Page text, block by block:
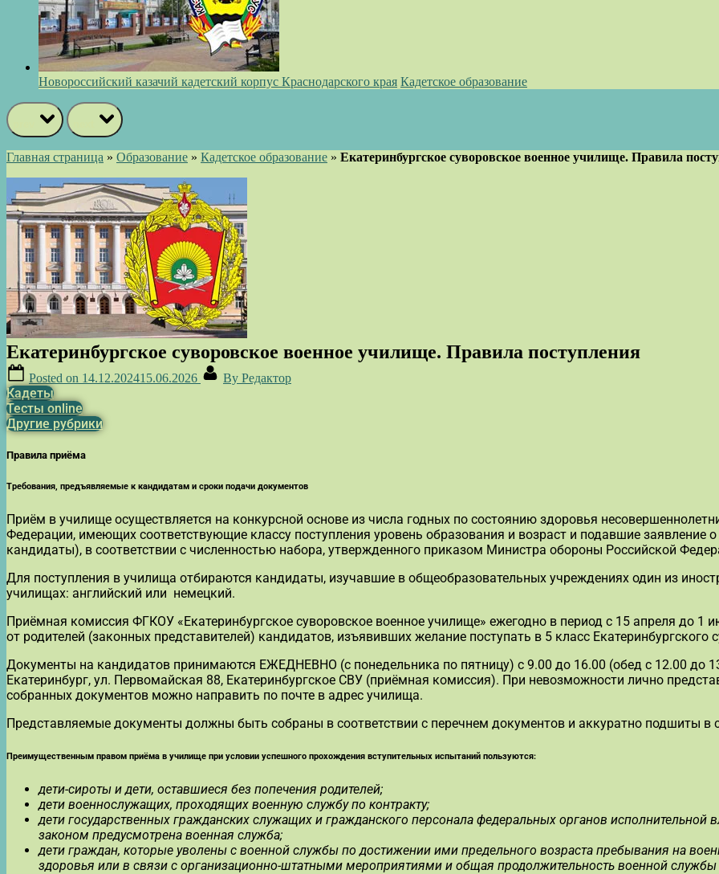
Новороссийский казачий кадетский корпус Краснодарского края Кадетское образование
Главная страница » Образование » Кадетское образование » Екатеринбургское суворовское военное училище. Правила
Екатеринбургское суворовское военное училище. Правила поступления
Posted on 14.12.202415.06.2026 By Редактор
Кадеты
Тесты online
Другие рубрики
Правила приёма
Требования, предъявляемые к кандидатам и сроки подачи документов
Приём в училище осуществляется на конкурсной основе из числа годных по состоянию здоровья
Федерации, имеющих соответствующие классу поступления уровень образования и возраст и подавшие заявление
кандидаты), в соответствии с численностью набора, утвержденного приказом Министра обороны Российской
Для поступления в училища отбираются кандидаты, изучавшие в общеобразовательных учреждениях один из
училищах: английский или немецкий.
Приёмная комиссия ФГКОУ «Екатеринбургское суворовское военное училище» ежегодно в период с 15 апреля до 1
от родителей (законных представителей) кандидатов, изъявивших желание поступать в 5 класс Екатеринбургского
Документы на кандидатов принимаются ЕЖЕДНЕВНО (с понедельника по пятницу) с 9.00 до 16.00 (обед с 12.00 до
Екатеринбург, ул. Первомайская 88, Екатеринбургское СВУ (приёмная комиссия). При невозможности лично
собранных документов можно направить по почте в адрес училища.
Представляемые документы должны быть собраны в соответствии с перечнем документов и аккуратно подшиты в
Преимущественным правом приёма в училище при условии успешного прохождения вступительных испытаний пользуются:
дети-сироты и дети, оставшиеся без попечения родителей;
дети военнослужащих, проходящих военную службу по контракту;
дети государственных гражданских служащих и гражданского персонала федеральных органов исполнительной
законом предусмотрена военная служба;
дети граждан, которые уволены с военной службы по достижении ими предельного возраста пребывания на
здоровья или в связи с организационно-штатными мероприятиями и общая продолжительность военной службы